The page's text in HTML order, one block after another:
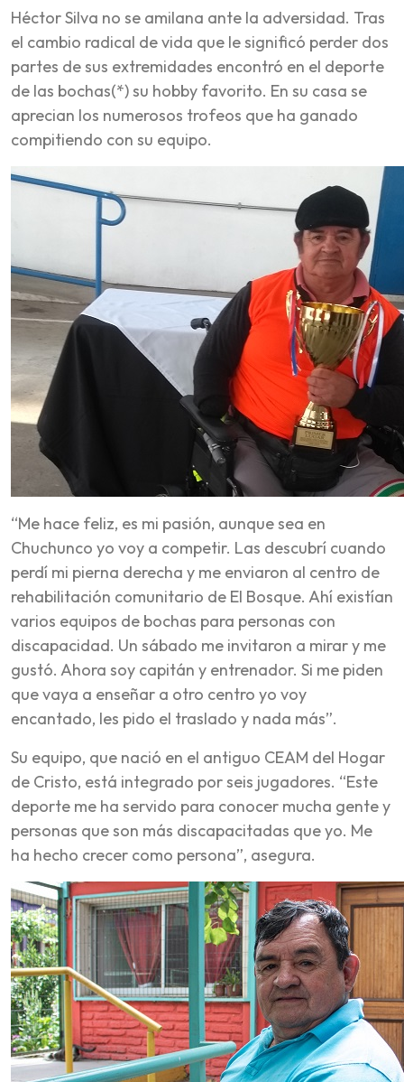
Héctor Silva no se amilana ante la adversidad. Tras
el cambio radical de vida que le significó perder dos
partes de sus extremidades encontró en el deporte
de las bochas(*) su hobby favorito. En su casa se
aprecian los numerosos trofeos que ha ganado
compitiendo con su equipo.
“Me hace feliz, es mi pasión, aunque sea en
Chuchunco yo voy a competir. Las descubrí cuando
perdí mi pierna derecha y me enviaron al centro de
rehabilitación comunitario de El Bosque. Ahí existían
varios equipos de bochas para personas con
discapacidad. Un sábado me invitaron a mirar y me
gustó. Ahora soy capitán y entrenador. Si me piden
que vaya a enseñar a otro centro yo voy
encantado, les pido el traslado y nada más”.
Su equipo, que nació en el antiguo CEAM del Hogar
de Cristo, está integrado por seis jugadores. “Este
deporte me ha servido para conocer mucha gente y
personas que son más discapacitadas que yo. Me
ha hecho crecer como persona”, asegura.